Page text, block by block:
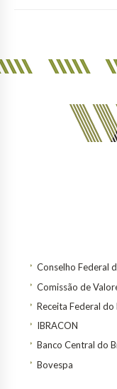
Conselho Federal
Comissão de
Receita Federal do
IBRACON
Banco Central do
Bovespa